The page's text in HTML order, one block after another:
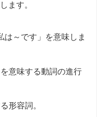
ます。
は～です」を意味しま
意味する動詞の進行
形容詞。